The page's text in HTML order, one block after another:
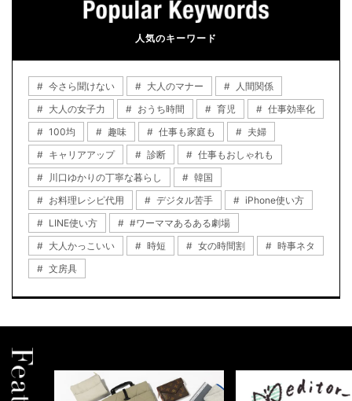
人気のキーワード
今さら聞けない 大人のマナー
人間関係
大人の女子力
おうち時間 育児
仕事効率化
100均
趣味 仕事も家庭も
夫婦
キャリアアップ
診断
仕事もおしゃれも
川口ゆかりの丁寧な暮らし
韓国
お料理レシピ代用
デジタル苦手
iPhone使い方
LINE使い方
#ワーママあるある劇場
大人かっこいい
時短 女の時間割
時事ネタ
文房具